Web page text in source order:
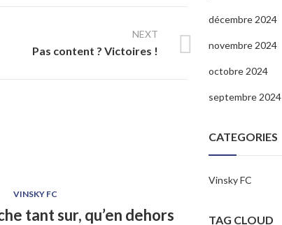
NEXT
Pas content ? Victoires !
VINSKY FC
tant sur, qu’en dehors
décembre 2024
novembre 2024
octobre 2024
septembre 2024
CATEGORIES
Vinsky FC
TAG CLOUD